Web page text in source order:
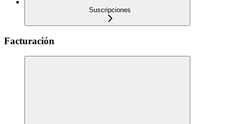
Suscripciones
Facturación